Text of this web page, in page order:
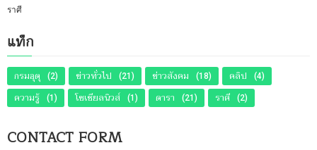
ราศี
แท็ก
กรมอุตุ (2) ข่าวทั่วไป (21) ข่าวสังคม (18) คลิป (4)
ความรู้ (1) โซเชียลนิวส์ (1) ดารา (21) ราศี (2)
CONTACT FORM